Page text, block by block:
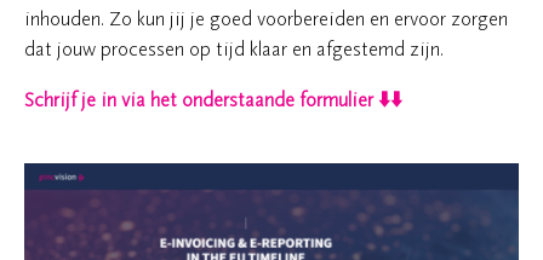
inhouden. Zo kun jij je goed voorbereiden en ervoor zorgen
dat jouw processen op tijd klaar en afgestemd zijn.
Schrijf je in via het onderstaande formulier ⬇️⬇️